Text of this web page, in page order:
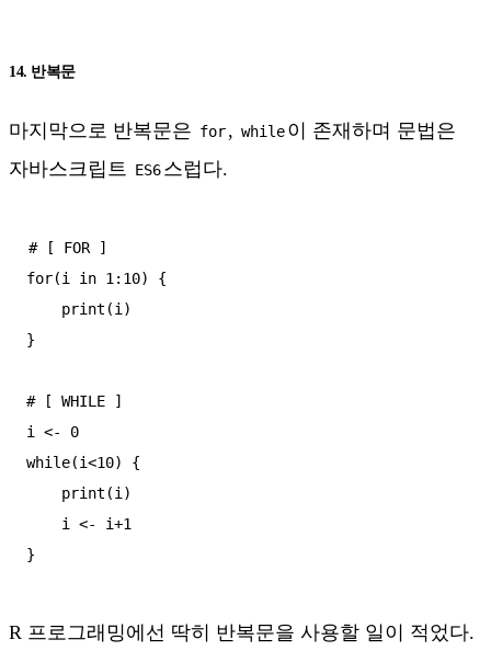
14. 반복문
마지막으로 반복문은 for, while이 존재하며 문법은
자바스크립트
ES6스럽다.
# [ FOR ]
for(i in 1:10) {
}
# [ WHILE ]
i <- 0
while(i<10) {
R 프로그래밍에선 딱히 반복문을 사용할 일이 적었다.